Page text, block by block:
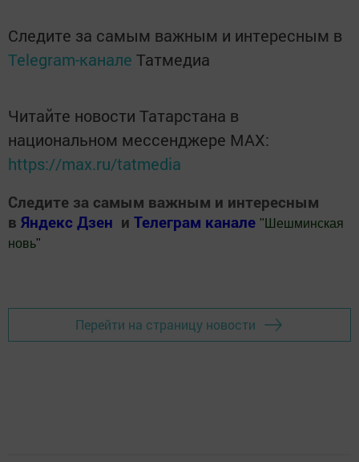
Следите за самым важным и интересным в
Telegram-канале Татмедиа
Читайте новости Татарстана в
национальном мессенджере MАХ:
https://max.ru/tatmedia
Следите за самым важным и интересным
в Яндекс Дзен и Телеграм канале " Шешминская
новь"
Перейти на страницу новости